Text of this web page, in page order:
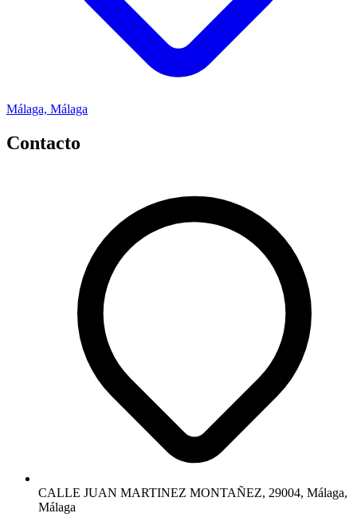
Málaga, Málaga
Contacto
CALLE JUAN MARTINEZ MONTAÑEZ, 29004, Málaga,
Málaga